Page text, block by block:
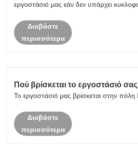
εργοστάσιό μας εάν δεν υπάρχει
Διαβάστε
περισσότερα
Πού βρίσκεται το εργοστάσιό
Το εργοστάσιό μας βρίσκεται στην
Διαβάστε
περισσότερα